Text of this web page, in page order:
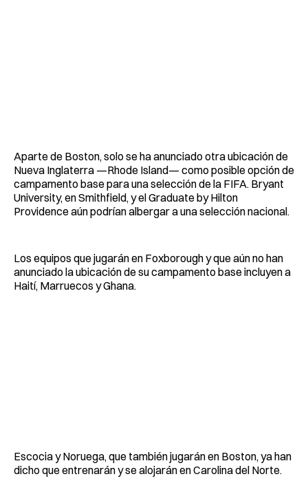
Aparte de Boston, solo se ha anunciado otra ubicación de
Nueva Inglaterra —Rhode Island— como posible opción de
campamento base para una selección de la FIFA. Bryant
University, en Smithfield, y el Graduate by Hilton
Providence aún podrían albergar a una selección nacional.
Los equipos que jugarán en Foxborough y que aún no han
anunciado la ubicación de su campamento base incluyen a
Haití, Marruecos y Ghana.
Escocia y Noruega, que también jugarán en Boston, ya han
dicho que entrenarán y se alojarán en Carolina del Norte.